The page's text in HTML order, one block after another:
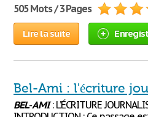
505 Mots / 3 Pages
Lire la suite
Bel-Ami : l'écriture
BEL-AMI: L’ÉCRITURE